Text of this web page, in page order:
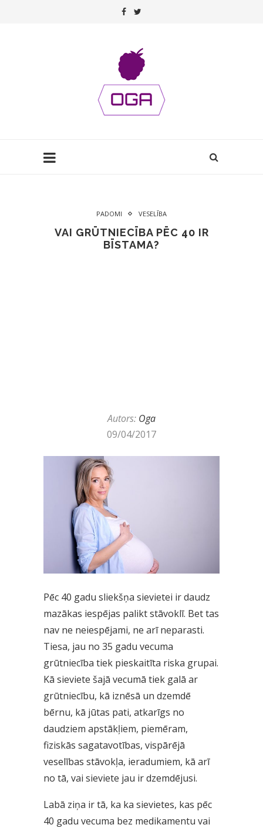
PADOMI VESELĪBA
VAI GRŪTNIECĪBA PĒC 40 IR
BĪSTAMA?
Autors: Oga
09/04/2017
Pēc 40 gadu sliekšņa sievietei ir daudz
mazākas iespējas palikt stāvoklī. Bet tas
nav ne neiespējami, ne arī neparasti.
Tiesa, jau no 35 gadu vecuma
grūtniecība tiek pieskaitīta riska grupai.
Kā sieviete šajā vecumā tiek galā ar
grūtniecību, kā iznēsā un dzemdē
bērnu, kā jūtas pati, atkarīgs no
daudziem apstākļiem, piemēram,
fiziskās sagatavotības, vispārējā
veselības stāvokļa, ieradumiem, kā arī
no tā, vai sieviete jau ir dzemdējusi.
Labā ziņa ir tā, ka ka sievietes, kas pēc
40 gadu vecuma bez medikamentu vai